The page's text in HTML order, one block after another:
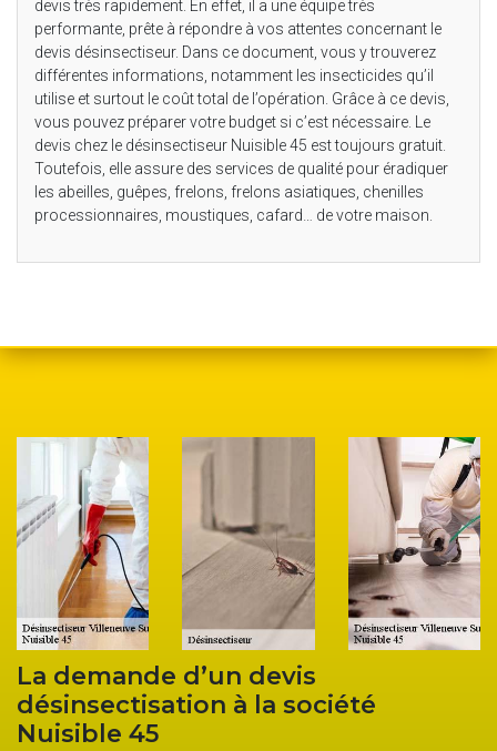
devis très rapidement. En effet, il a une équipe très
performante, prête à répondre à vos attentes concernant le
devis désinsectiseur. Dans ce document, vous y trouverez
différentes informations, notamment les insecticides qu’il
utilise et surtout le coût total de l’opération. Grâce à ce devis,
vous pouvez préparer votre budget si c’est nécessaire. Le
devis chez le désinsectiseur Nuisible 45 est toujours gratuit.
Toutefois, elle assure des services de qualité pour éradiquer
les abeilles, guêpes, frelons, frelons asiatiques, chenilles
processionnaires, moustiques, cafard… de votre maison.
La demande d’un devis
désinsectisation à la société
Nuisible 45